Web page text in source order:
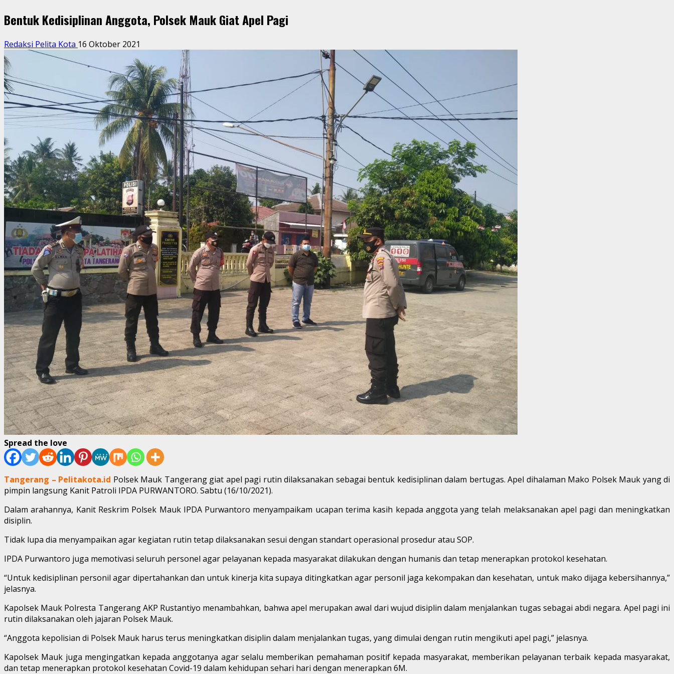
Bentuk Kedisiplinan Anggota, Polsek Mauk Giat Apel Pagi
Redaksi Pelita Kota 16 Oktober 2021
Spread the love
Tangerang – Pelitakota.id Polsek Mauk Tangerang giat apel pagi rutin dilaksanakan sebagai bentuk kedisiplinan dalam bertugas. Apel dihalaman Mako Polsek Mauk yang di
pimpin langsung Kanit Patroli IPDA PURWANTORO. Sabtu (16/10/2021).
Dalam arahannya, Kanit Reskrim Polsek Mauk IPDA Purwantoro menyampaikam ucapan terima kasih kepada anggota yang telah melaksanakan apel pagi dan meningkatkan
disiplin.
Tidak lupa dia menyampaikan agar kegiatan rutin tetap dilaksanakan sesui dengan standart operasional prosedur atau SOP.
IPDA Purwantoro juga memotivasi seluruh personel agar pelayanan kepada masyarakat dilakukan dengan humanis dan tetap menerapkan protokol kesehatan.
“Untuk kedisiplinan personil agar dipertahankan dan untuk kinerja kita supaya ditingkatkan agar personil jaga kekompakan dan kesehatan, untuk mako dijaga kebersihannya,”
jelasnya.
Kapolsek Mauk Polresta Tangerang AKP Rustantiyo menambahkan, bahwa apel merupakan awal dari wujud disiplin dalam menjalankan tugas sebagai abdi negara. Apel pagi ini
rutin dilaksanakan oleh jajaran Polsek Mauk.
“Anggota kepolisian di Polsek Mauk harus terus meningkatkan disiplin dalam menjalankan tugas, yang dimulai dengan rutin mengikuti apel pagi,” jelasnya.
Kapolsek Mauk juga mengingatkan kepada anggotanya agar selalu memberikan pemahaman positif kepada masyarakat, memberikan pelayanan terbaik kepada masyarakat,
dan tetap menerapkan protokol kesehatan Covid-19 dalam kehidupan sehari hari dengan menerapkan 6M.